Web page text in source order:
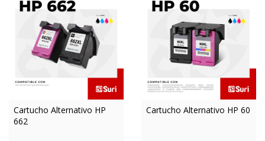
Cartucho Alternativo HP
662
Cartucho Alternativo HP 60